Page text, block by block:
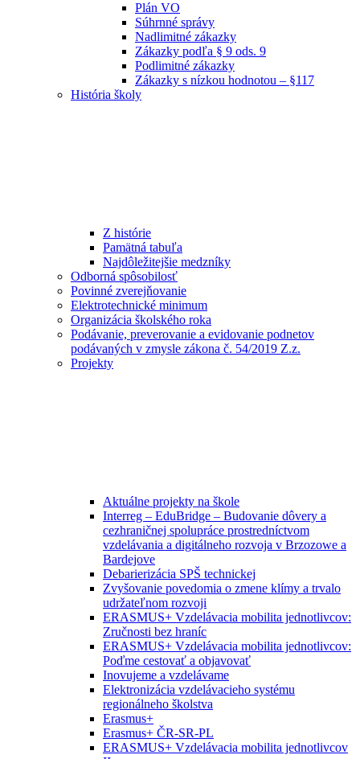
Plán VO
Súhrnné správy
Nadlimitné zákazky
Zákazky podľa § 9 ods. 9
Podlimitné zákazky
Zákazky s nízkou hodnotou – §117
História školy
Z histórie
Pamätná tabuľa
Najdôležitejšie medzníky
Odborná spôsobilosť
Povinné zverejňovanie
Elektrotechnické minimum
Organizácia školského roka
Podávanie, preverovanie a evidovanie podnetov
podávaných v zmysle zákona č. 54/2019 Z.z.
Projekty
Aktuálne projekty na škole
Interreg – EduBridge – Budovanie dôvery a
cezhraničnej spolupráce prostredníctvom
vzdelávania a digitálneho rozvoja v Brzozowe a
Bardejove
Debarierizácia SPŠ technickej
Zvyšovanie povedomia o zmene klímy a trvalo
udržateľnom rozvoji
ERASMUS+ Vzdelávacia mobilita jednotlivcov:
Zručnosti bez hraníc
ERASMUS+ Vzdelávacia mobilita jednotlivcov:
Poďme cestovať a objavovať
Inovujeme a vzdelávame
Elektronizácia vzdelávacieho systému
regionálneho školstva
Erasmus+
Erasmus+ ČR-SR-PL
ERASMUS+ Vzdelávacia mobilita jednotlivcov